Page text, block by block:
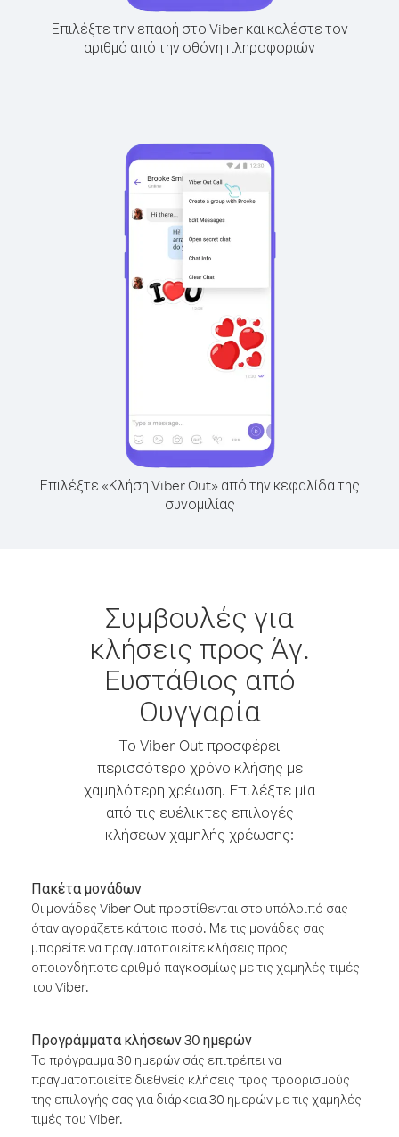
Επιλέξτε την επαφή στο Viber και καλέστε τον
αριθμό από την οθόνη πληροφοριών
Επιλέξτε «Κλήση Viber Out» από την κεφαλίδα της
συνομιλίας
Συμβουλές για
κλήσεις προς Άγ.
Ευστάθιος από
Ουγγαρία
Το Viber Out προσφέρει
περισσότερο χρόνο κλήσης με
χαμηλότερη χρέωση. Επιλέξτε μία
από τις ευέλικτες επιλογές
κλήσεων χαμηλής χρέωσης:
Πακέτα μονάδων
Οι μονάδες Viber Out προστίθενται στο υπόλοιπό σας
όταν αγοράζετε κάποιο ποσό. Με τις μονάδες σας
μπορείτε να πραγματοποιείτε κλήσεις προς
οποιονδήποτε αριθμό παγκοσμίως με τις χαμηλές τιμές
του Viber.
Προγράμματα κλήσεων 30 ημερών
Το πρόγραμμα 30 ημερών σάς επιτρέπει να
πραγματοποιείτε διεθνείς κλήσεις προς προορισμούς
της επιλογής σας για διάρκεια 30 ημερών με τις χαμηλές
τιμές του Viber.